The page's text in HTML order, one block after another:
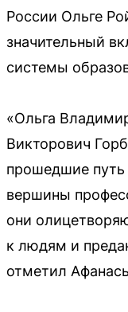
России Ольге
значительный
системы
«Ольга
Викторович
прошедшие
вершины
они
к людям и
отметил